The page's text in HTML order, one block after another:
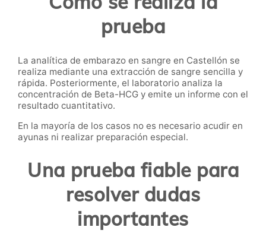
prueba
La analítica de embarazo en sangre en Castellón se
realiza mediante una extracción de sangre sencilla y
rápida. Posteriormente, el laboratorio analiza la
concentración de Beta-HCG y emite un informe con el
resultado cuantitativo.
En la mayoría de los casos no es necesario acudir en
ayunas ni realizar preparación especial.
Una prueba fiable para
resolver dudas
importantes